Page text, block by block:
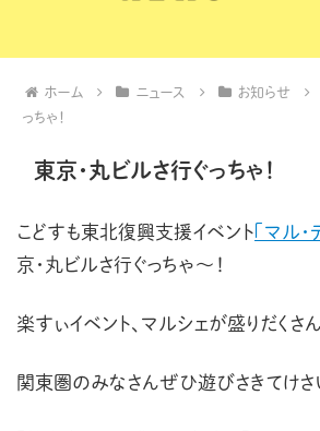
ホーム ニュース お知らせ
っちゃ！
東京・丸ビルさ行ぐっちゃ！
こどすも東北復興支援イベント 「マル
京・丸ビルさ行ぐっちゃ〜！
楽すぃイベント、マルシェが盛りだく
関東圏のみなさんぜひ遊びさきてけ